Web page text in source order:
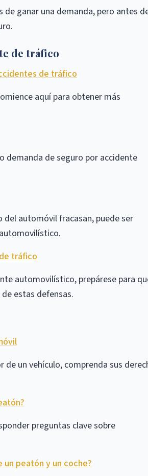
ganar una demanda, pero antes
de tráfico
de tráfico
aquí para obtener más
demanda de seguro por accidente
del automóvil fracasan, puede ser
tráfico
automovilístico, prepárese para
estas defensas.
un vehículo, comprenda sus
preguntas clave sobre
peatón y un coche?